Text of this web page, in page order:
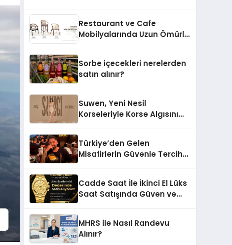
Ulaşın
Restaurant ve Cafe
Mobilyalarında Uzun Ömürlü
Sorbe içecekleri nerelerden
satın alınır?
Suwen, Yeni Nesil
Korseleriyle Korse Algısını
Türkiye’den Gelen
Misafirlerin Güvenle Tercih
Dikkat Çekiyor
Cadde Saat İle İkinci El Lüks
Saat Satışında Güven ve
MHRS ile Nasıl Randevu
Alınır?